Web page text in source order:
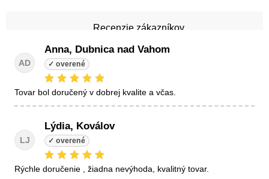
Recenzie zákazníkov
AD
Anna, Dubnica nad Vahom
tovar bol doručený v dobrej kvalite a včas.
LJ
Lýdia, Koválov
Rýchle doručenie , žiadna nevýhoda, kvalitný tovar.